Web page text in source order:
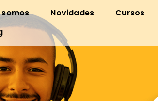
somos Novidades Cursos